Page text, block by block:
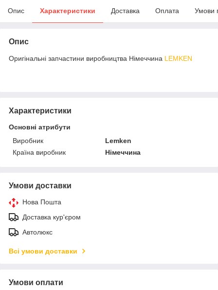
Опис Характеристики Доставка Оплата Умови
Опис
Оригінальні запчастини виробництва Німеччина LEMKEN
Характеристики
Основні атрибути
Виробник
Lemken
Країна виробник
Німеччина
Умови доставки
Нова Пошта
Доставка кур'єром
Автолюкс
Всі умови доставки
Умови оплати